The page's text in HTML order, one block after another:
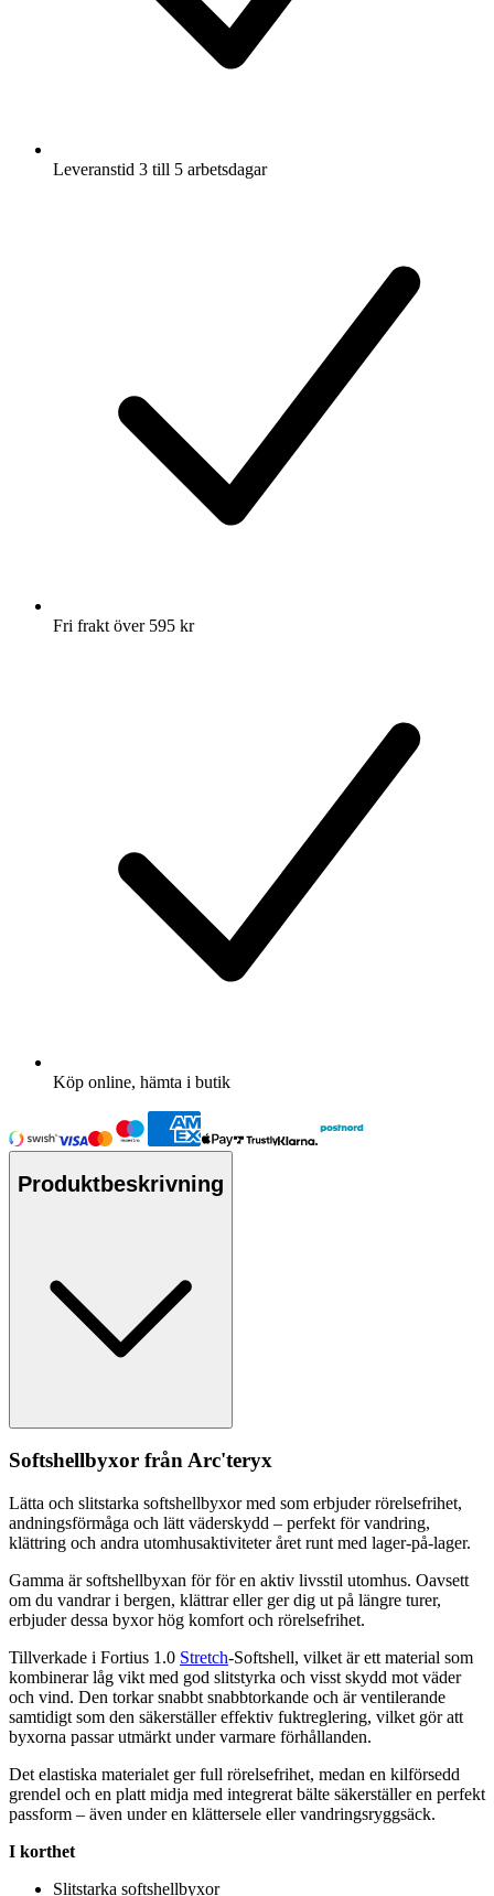
Leveranstid 3 till 5 arbetsdagar
Fri frakt över 595 kr
Köp online, hämta i butik
Produktbeskrivning
Softshellbyxor från Arc'teryx
Lätta och slitstarka softshellbyxor med som erbjuder rörelsefrihet,
andningsförmåga och lätt väderskydd – perfekt för vandring,
klättring och andra utomhusaktiviteter året runt med lager-på-lager.
Gamma är softshellbyxan för för en aktiv livsstil utomhus. Oavsett
om du vandrar i bergen, klättrar eller ger dig ut på längre turer,
erbjuder dessa byxor hög komfort och rörelsefrihet.
Tillverkade i Fortius 1.0 Stretch-Softshell, vilket är ett material som
kombinerar låg vikt med god slitstyrka och visst skydd mot väder
och vind. Den torkar snabbt snabbtorkande och är ventilerande
samtidigt som den säkerställer effektiv fuktreglering, vilket gör att
byxorna passar utmärkt under varmare förhållanden.
Det elastiska materialet ger full rörelsefrihet, medan en kilförsedd
grendel och en platt midja med integrerat bälte säkerställer en perfekt
passform – även under en klättersele eller vandringsryggsäck.
I korthet
Slitstarka softshellbyxor